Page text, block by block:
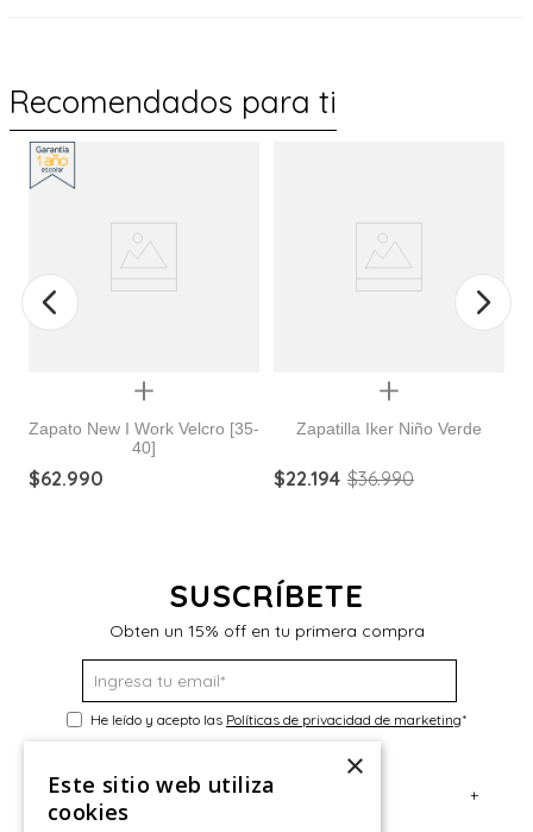
Recomendados para ti
Quickview
Zapato New I Work Velcro [35-
40]
$62.990
Quickview
Zapatilla Iker Niño Verde
$22.194 $36.990
SUSCRÍBETE
Obten un 15% off en tu primera compra
He leído y acepto las Políticas de privacidad de marketing*
Servicio al Consumidor +
×
Este sitio web utiliza
cookies